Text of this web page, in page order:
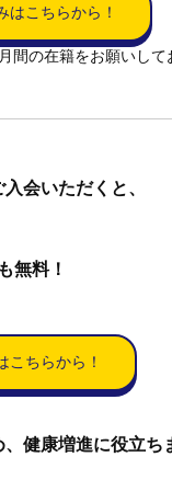
はこちらから！
の在籍をお願いして
会いただくと、
無料！
こちらから！
健康増進に役立ち